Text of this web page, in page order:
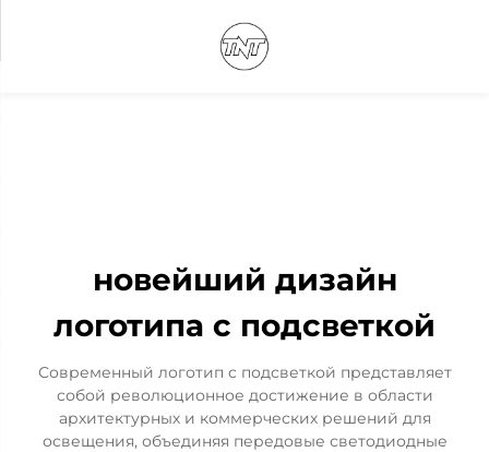
новейший дизайн
логотипа с подсветкой
Современный логотип с подсветкой представляет
собой революционное достижение в области
архитектурных и коммерческих решений для
освещения, объединяя передовые светодиодные